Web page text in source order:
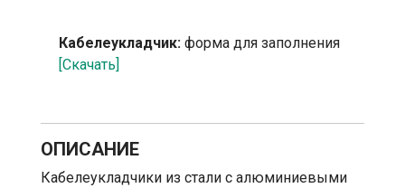
Кабелеукладчик: форма для заполнения
[Скачать]
ОПИСАНИЕ
Кабелеукладчики из стали с алюминиевыми